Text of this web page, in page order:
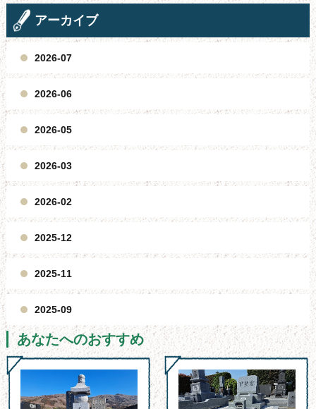
アーカイブ
2026-07
2026-06
2026-05
2026-03
2026-02
2025-12
2025-11
2025-09
あなたへのおすすめ